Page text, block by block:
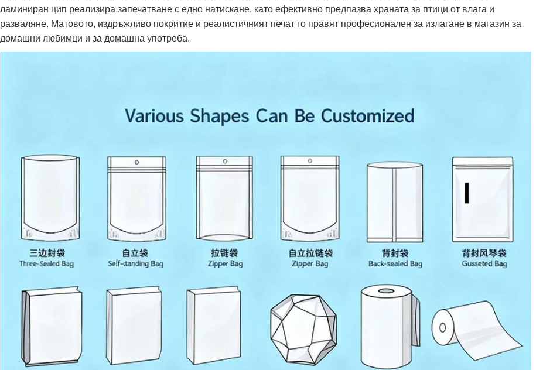
ламиниран цип реализира запечатване с едно натискане, като ефективно предпазва храната за птици от влага и
разваляне. Матовото, издръжливо покритие и реалистичният печат го правят професионален за излагане в магазин за
домашни любимци и за домашна употреба.